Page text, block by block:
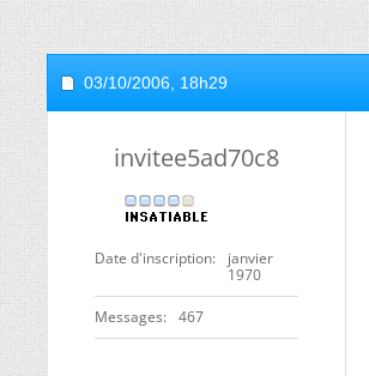
03/10/2006, 18h29
invitee5ad70c8
Date d'inscription
janvier
1970
Messages 467